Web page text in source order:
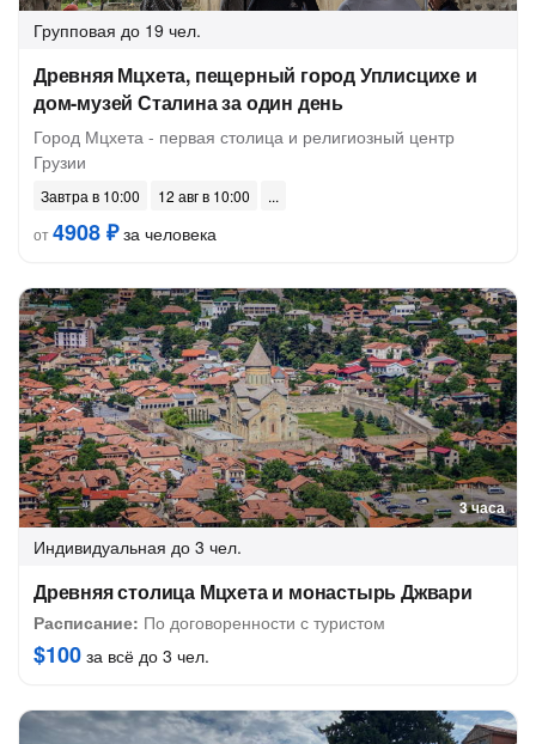
Групповая до 19 чел.
Древняя Мцхета, пещерный город Уплисцихе и
дом-музей Сталина за один день
Город Мцхета - первая столица и религиозный центр
Грузии
Завтра в 10:00
12 авг в 10:00
от4908 ₽за человека
3 часа
Индивидуальная до 3 чел.
Древняя столица Мцхета и монастырь Джвари
Расписание: По договоренности с туристом
$100 за всё до 3 чел.